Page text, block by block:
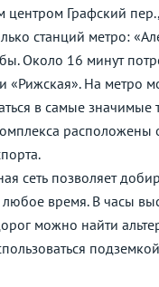
Графский
станций метро:
Около 16 минут
«Рижская». На метро
в самые значимые
расположены
сеть позволяет
любое время. В часы
можно найти